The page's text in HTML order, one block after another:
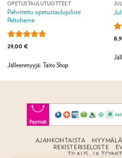
OPETUSTAULUTUOTTEET
Pahvitettu opetustaulujuliste
Peltoherne
Arvostelu
/ 5
29,00 €
Jälleenmyyjä: Taito Shop
/ 5
AJANKOHTAISTA
REKISTERISELOSTE
TILAUS- JA